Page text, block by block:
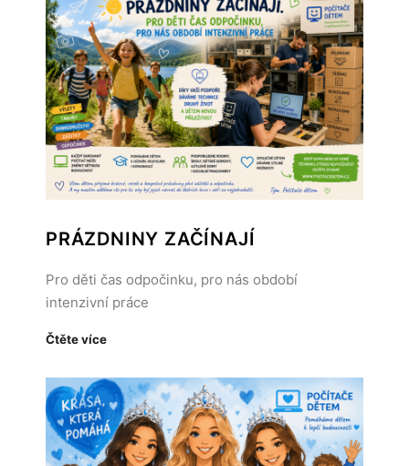
PRÁZDNINY ZAČÍNAJÍ
Pro děti čas odpočinku, pro nás období
intenzivní práce
Čtěte více